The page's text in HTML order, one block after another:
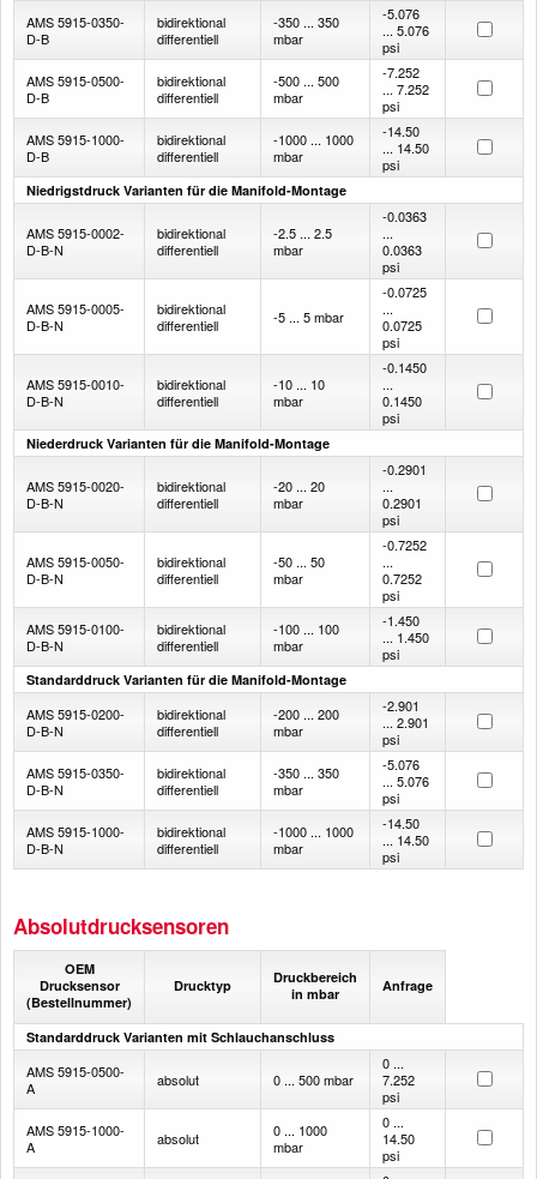
AMS 5915-0350-
D-B
bidirektional
differentiell
-350 ... 350
mbar
-5.076
... 5.076
psi
AMS 5915-0500-
D-B
bidirektional
differentiell
-500 ... 500
mbar
-7.252
... 7.252
psi
AMS 5915-1000-
D-B
bidirektional
differentiell
-1000 ... 1000
mbar
-14.50
... 14.50
psi
Niedrigstdruck Varianten für die Manifold-Montage
AMS 5915-0002-
D-B-N
bidirektional
differentiell
-2.5 ... 2.5
mbar
-0.0363
...
0.0363
psi
AMS 5915-0005-
D-B-N
bidirektional
differentiell
-5 ... 5 mbar
-0.0725
...
0.0725
psi
AMS 5915-0010-
D-B-N
bidirektional
differentiell
-10 ... 10
mbar
-0.1450
...
0.1450
psi
Niederdruck Varianten für die Manifold-Montage
AMS 5915-0020-
D-B-N
bidirektional
differentiell
-20 ... 20
mbar
-0.2901
...
0.2901
psi
AMS 5915-0050-
D-B-N
bidirektional
differentiell
-50 ... 50
mbar
-0.7252
...
0.7252
psi
AMS 5915-0100-
D-B-N
bidirektional
differentiell
-100 ... 100
mbar
-1.450
... 1.450
psi
Standarddruck Varianten für die Manifold-Montage
AMS 5915-0200-
D-B-N
bidirektional
differentiell
-200 ... 200
mbar
-2.901
... 2.901
psi
AMS 5915-0350-
D-B-N
bidirektional
differentiell
-350 ... 350
mbar
-5.076
... 5.076
psi
AMS 5915-1000-
D-B-N
bidirektional
differentiell
-1000 ... 1000
mbar
-14.50
... 14.50
psi
Absolutdrucksensoren
OEM
Drucksensor
(Bestellnummer)
Drucktyp
Druckbereich
in mbar
Anfrage
Standarddruck Varianten mit Schlauchanschluss
AMS 5915-0500-
A
absolut 0 ... 500 mbar
0 ...
7.252
psi
AMS 5915-1000-
A
absolut
0 ... 1000
mbar
0 ...
14.50
psi